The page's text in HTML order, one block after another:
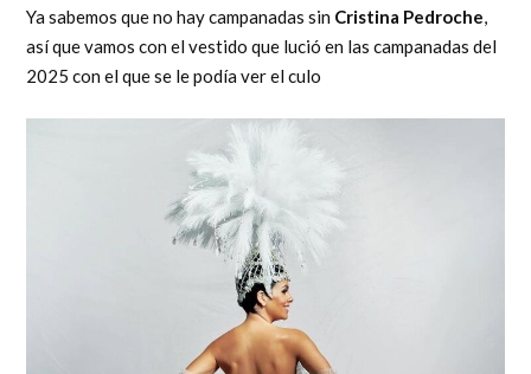
Ya sabemos que no hay campanadas sin Cristina Pedroche,
así que vamos con el vestido que lució en las campanadas del
2025 con el que se le podía ver el culo